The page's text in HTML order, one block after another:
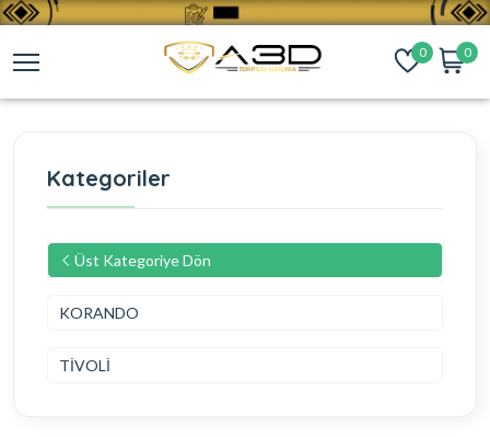
0 0
Kategoriler
Üst Kategoriye Dön
KORANDO
TİVOLİ